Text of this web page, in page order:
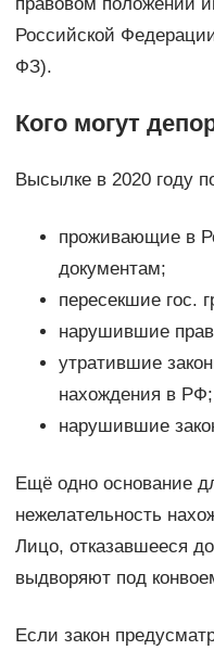
правовом положении
Российской
ФЗ).
Кого могут
Высылке в 2020 году
проживающие в
документам;
пересекшие гос.
нарушившие
утратившие
нахождения в РФ;
нарушившие
Ещё одно основание
нежелательность
Лицо, отказавшееся
выдворяют под
Если закон